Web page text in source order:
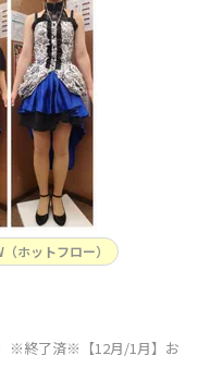
のが、布団で寝られる
冷たくなることが多
らはぎがパンパンでし
ホットフロー）
※終了済※【12月/1月】お